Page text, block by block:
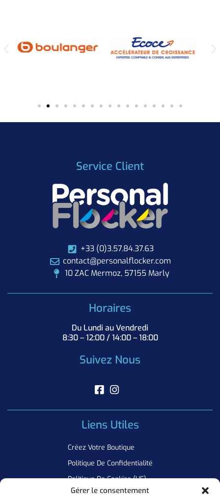
Gérer le consentement
Service Client
+33 (0)3.57.84.37.63
contact@personalflocker.com
10 ZAC Mermoz, 57155 Marly
Horaires
Du Lundi au Vendredi
8:30 – 12:00 / 14:00 – 18:00
Suivez Nous
Liens Utiles
Créez Votre Boutique
Politique De Confidentialité
Politique De Cookies (UE)